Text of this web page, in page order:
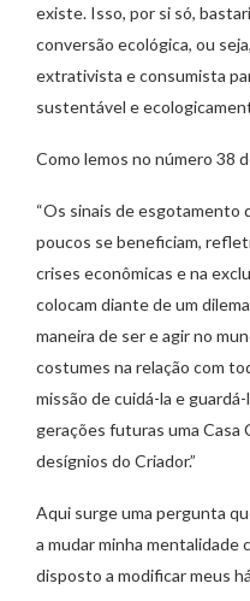
existe. Isso, por si só,
conversão ecológica, ou
extrativista e consumista
sustentável e
Como lemos no número 38
“Os sinais de esgotamento
poucos se beneficiam,
crises econômicas e na
colocam diante de um
maneira de ser e agir no
costumes na relação com
missão de cuidá-la e
gerações futuras uma Casa
desígnios do Criador.”
Aqui surge uma pergunta
a mudar minha
disposto a modificar meus